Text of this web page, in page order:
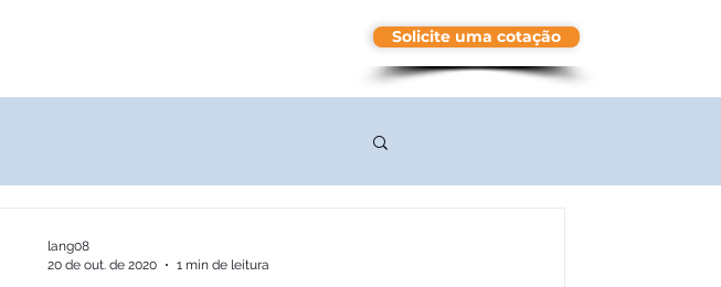
Solicite uma cotação
lang08
20 de out. de 2020
1 min de leitura